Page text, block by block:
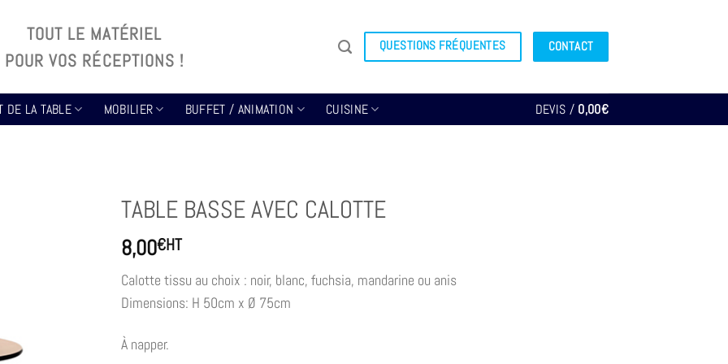
TOUT LE MATÉRIEL
POUR VOS RÉCEPTIONS !
QUESTIONS FRÉQUENTES CONTACT
DE LA TABLE MOBILIER BUFFET / ANIMATION CUISINE DEVIS / 0,00€
TABLE BASSE AVEC CALOTTE
8,00€HT
Calotte tissu au choix : noir, blanc, fuchsia, mandarine ou anis
Dimensions: H 50cm x Ø 75cm
À napper.